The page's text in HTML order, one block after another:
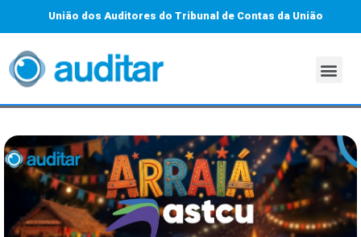
União dos Auditores do Tribunal de Contas da União